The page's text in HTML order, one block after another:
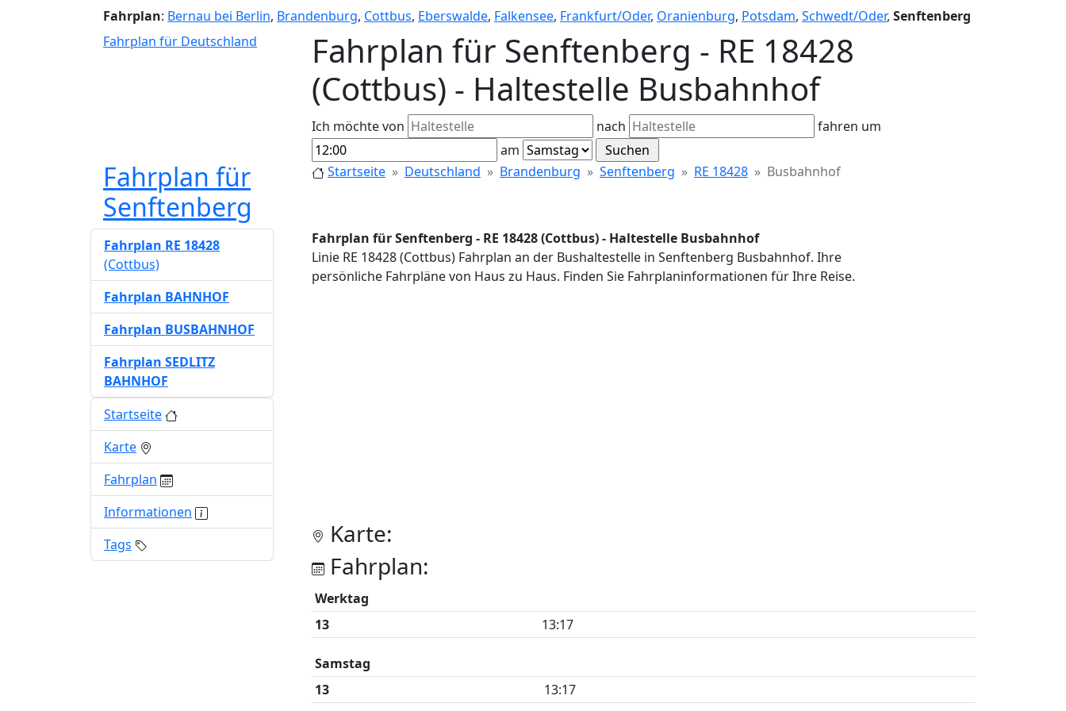
Fahrplan: Bernau bei Berlin, Brandenburg, Cottbus, Eberswalde, Falkensee, Frankfurt/Oder, Oranienburg, Potsdam, Schwedt/Oder, Senftenberg
Fahrplan für Deutschland
Fahrplan für Senftenberg - RE 18428
(Cottbus) - Haltestelle Busbahnhof
Ich möchte von nach
fahren um
am
Fahrplan für
Senftenberg
Startseite Deutschland Brandenburg Senftenberg RE 18428 Busbahnhof
Fahrplan für Senftenberg - RE 18428 (Cottbus) - Haltestelle Busbahnhof
Linie RE 18428 (Cottbus) Fahrplan an der Bushaltestelle in Senftenberg Busbahnhof. Ihre
persönliche Fahrpläne von Haus zu Haus. Finden Sie Fahrplaninformationen für Ihre Reise.
Karte:
Fahrplan:
Werktag
13
13:17
Samstag
13
13:17
Fahrplan RE 18428
(Cottbus)
Fahrplan BAHNHOF
Fahrplan BUSBAHNHOF
Fahrplan SEDLITZ
BAHNHOF
Startseite
Karte
Fahrplan
Informationen
Tags